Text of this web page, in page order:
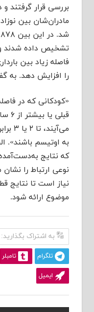
بررسی قرار گرفتند و
مادران‌شان بین
تشخیص داده شدند
فاصله زیاد بین
را افزایش دهد. به
به اوتیسم باشند».
که نتایج
نوعی ارتباط را
نیاز است تا نتایج
موضوع ارائه شود.
به اشتراک بگذارید:
تلگرام تامبلر
ایمیل